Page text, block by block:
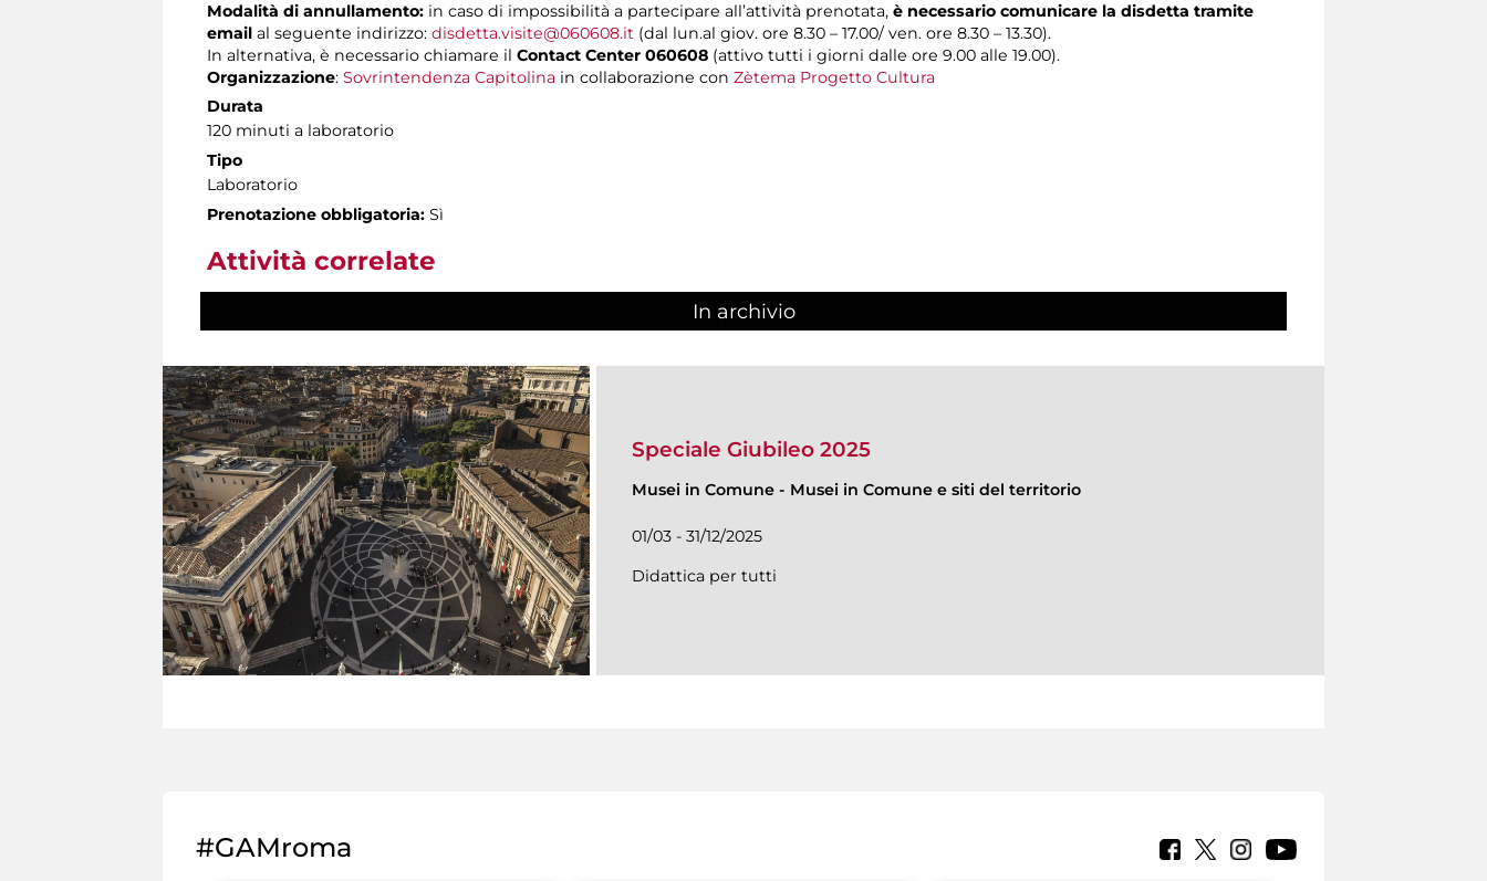
Modalità di annullamento: in caso di impossibilità a partecipare all’attività prenotata, è necessario comunicare la disdetta tramite
email al seguente indirizzo: disdetta.visite@060608.it (dal lun.al giov. ore 8.30 – 17.00/ ven. ore 8.30 – 13.30).
In alternativa, è necessario chiamare il Contact Center 060608 (attivo tutti i giorni dalle ore 9.00 alle 19.00).
Organizzazione: Sovrintendenza Capitolina in collaborazione con Zètema Progetto Cultura
Durata
120 minuti a laboratorio
Tipo
Laboratorio
Prenotazione obbligatoria: Sì
Attività correlate
In archivio
Speciale Giubileo 2025
Musei in Comune - Musei in Comune e siti del territorio
01/03 - 31/12/2025
Didattica per tutti
#GAMroma